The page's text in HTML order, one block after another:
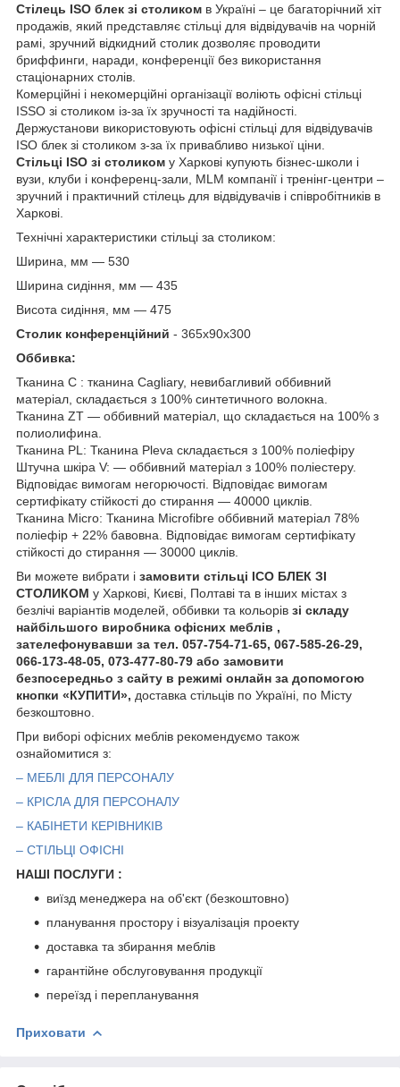
Стілець ISO блек зі столиком в Україні – це багаторічний хіт
продажів, який представляє стільці для відвідувачів на чорній
рамі, зручний відкидний столик дозволяє проводити
бриффинги, наради, конференції без використання
стаціонарних столів.
Комерційні і некомерційні організації воліють офісні стільці
ISSO зі столиком із-за їх зручності та надійності.
Держустанови використовують офісні стільці для відвідувачів
ISO блек зі столиком з-за їх привабливо низької ціни.
Стільці ISO зі столиком у Харкові купують бізнес-школи і
вузи, клуби і конференц-зали, MLM компанії і тренінг-центри –
зручний і практичний стілець для відвідувачів і співробітників в
Харкові.
Технічні характеристики стільці за столиком:
Ширина, мм — 530
Ширина сидіння, мм — 435
Висота сидіння, мм — 475
Столик конференційний - 365х90х300
Оббивка:
Тканина C : тканина Сagliary, невибагливий оббивний
матеріал, складається з 100% синтетичного волокна.
Тканина ZT — оббивний матеріал, що складається на 100% з
полиолифина.
Тканина PL: Тканина Pleva складається з 100% поліефіру
Штучна шкіра V: — оббивний матеріал з 100% поліестеру.
Відповідає вимогам негорючості. Відповідає вимогам
сертифікату стійкості до стирання — 40000 циклів.
Тканина Micro: Тканина Microfibre оббивний матеріал 78%
поліефір + 22% бавовна. Відповідає вимогам сертифікату
стійкості до стирання — 30000 циклів.
Ви можете вибрати і замовити стільці ІСО БЛЕК ЗІ
СТОЛИКОМ у Харкові, Києві, Полтаві та в інших містах з
безлічі варіантів моделей, оббивки та кольорів зі складу
найбільшого виробника офісних меблів ,
зателефонувавши за тел. 057-754-71-65, 067-585-26-29,
066-173-48-05, 073-477-80-79 або замовити
безпосередньо з сайту в режимі онлайн за допомогою
кнопки «КУПИТИ», доставка стільців по Україні, по Місту
безкоштовно.
При виборі офісних меблів рекомендуємо також
ознайомитися з:
– МЕБЛІ ДЛЯ ПЕРСОНАЛУ
– КРІСЛА ДЛЯ ПЕРСОНАЛУ
– КАБІНЕТИ КЕРІВНИКІВ
– СТІЛЬЦІ ОФІСНІ
НАШІ ПОСЛУГИ :
виїзд менеджера на об'єкт (безкоштовно)
планування простору і візуалізація проекту
доставка та збирання меблів
гарантійне обслуговування продукції
переїзд і перепланування
Приховати